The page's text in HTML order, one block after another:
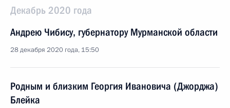
Декабрь 2020 года
Андрею Чибису, губернатору Мурманской области
28 декабря 2020 года, 15:50
Родным и близким Георгия Ивановича (Джорджа)
Блейка